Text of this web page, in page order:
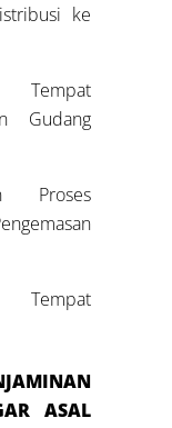
ke
Tempat
Gudang
Proses
Tempat
ASAL